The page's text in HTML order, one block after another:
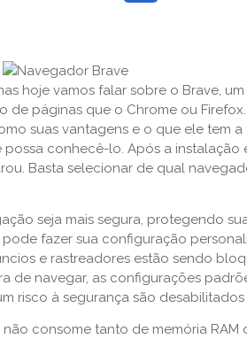
hoje vamos falar sobre o Brave,
de páginas que o Chrome ou
suas vantagens e o que ele tem
conhecê-lo. Após a
Basta selecionar de qual
seja mais segura, protegendo
fazer sua configuração
e rastreadores estão sendo
de navegar, as configurações
risco à segurança são
consome tanto de memória